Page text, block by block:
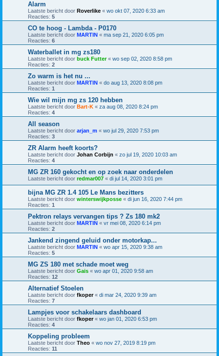
Alarm
Laatste bericht door Roverlike « wo okt 07, 2020 6:33 am
Reacties: 5
CO te hoog - Lambda - P0170
Laatste bericht door MARTIN « ma sep 21, 2020 6:05 pm
Reacties: 6
Waterballet in mg zs180
Laatste bericht door buck Futter« wo sep 02, 2020 8:58 pm
Reacties: 2
Zo warm is het nu ...
Laatste bericht door MARTIN « do aug 13, 2020 8:08 pm
Reacties: 1
Wie wil mijn mg zs 120 hebben
Laatste bericht door Bart-K « za aug 08, 2020 8:24 pm
Reacties: 4
All season
Laatste bericht door arjan_m « wo jul 29, 2020 7:53 pm
Reacties: 3
ZR Alarm heeft koorts?
Laatste bericht door Johan Corbijn « zo jul 19, 2020 10:03 am
Reacties: 4
MG ZR 160 gekocht en op zoek naar onderdelen
Laatste bericht door redmar007 « di jul 14, 2020 3:01 pm
bijna MG ZR 1.4 105 Le Mans bezitters
Laatste bericht door winterswijkposse « di jun 16, 2020 7:44 pm
Reacties: 1
Pektron relays vervangen tips ? Zs 180 mk2
Laatste bericht door MARTIN « vr mei 08, 2020 6:14 pm
Reacties: 2
Jankend zingend geluid onder motorkap...
Laatste bericht door MARTIN « wo apr 15, 2020 9:38 am
Reacties: 5
MG ZS 180 met schade moet weg
Laatste bericht door Gais « wo apr 01, 2020 9:58 am
Reacties: 12
Alternatief Stoelen
Laatste bericht door fkoper« di mar 24, 2020 9:39 am
Reacties: 7
Lampjes voor schakelaars dashboard
Laatste bericht door fkoper« wo jan 01, 2020 6:53 pm
Reacties: 4
Koppeling probleem
Laatste bericht door Theo « wo nov 27, 2019 8:19 pm
Reacties: 11